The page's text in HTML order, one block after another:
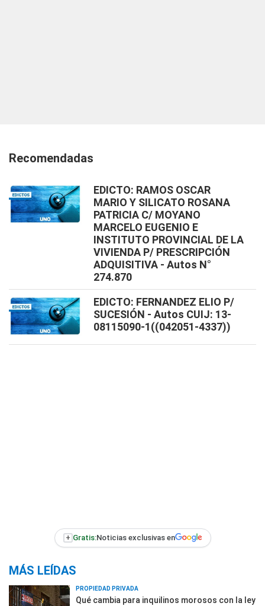
Recomendadas
EDICTO: RAMOS OSCAR
MARIO Y SILICATO ROSANA
PATRICIA C/ MOYANO
MARCELO EUGENIO E
INSTITUTO PROVINCIAL DE LA
VIVIENDA P/ PRESCRIPCIÓN
ADQUISITIVA - Autos N°
274.870
EDICTO: FERNANDEZ ELIO P/
SUCESIÓN - Autos CUIJ: 13-
08115090-1((042051-4337))
+ Gratis:Noticias exclusivas en
MÁS LEÍDAS
PROPIEDAD PRIVADA
Qué cambia para inquilinos morosos con la ley